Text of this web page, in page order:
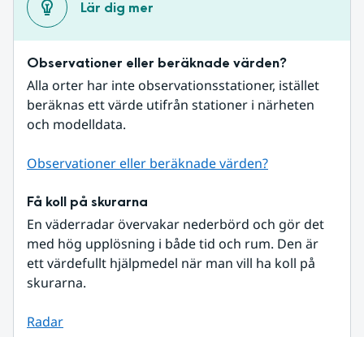
Lär dig mer
Observationer eller beräknade värden?
Alla orter har inte observationsstationer, istället
beräknas ett värde utifrån stationer i närheten
och modelldata.
Observationer eller beräknade värden?
Få koll på skurarna
En väderradar övervakar nederbörd och gör det
med hög upplösning i både tid och rum. Den är
ett värdefullt hjälpmedel när man vill ha koll på
skurarna.
Radar